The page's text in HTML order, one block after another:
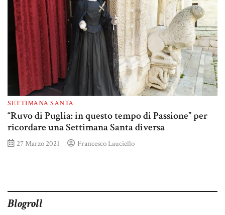
SETTIMANA SANTA
“Ruvo di Puglia: in questo tempo di Passione” per
ricordare una Settimana Santa diversa
27 Marzo 2021 Francesco Lauciello
Blogroll